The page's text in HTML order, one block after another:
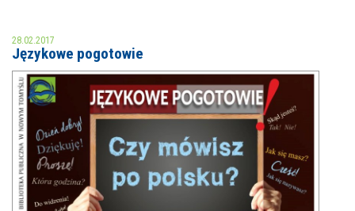
MOJE KONTO
AKTUALNOŚCI
NAJBLIŻSZE WYDARZENIA
WYDARZENIA BIEŻĄCE
NASZA OFERTA
STREFA WIEDZY O REGIONIE
28.02.2017
Językowe pogotowie